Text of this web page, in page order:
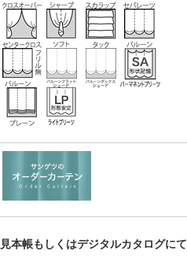
本帳もしくはデジタルカタログにて